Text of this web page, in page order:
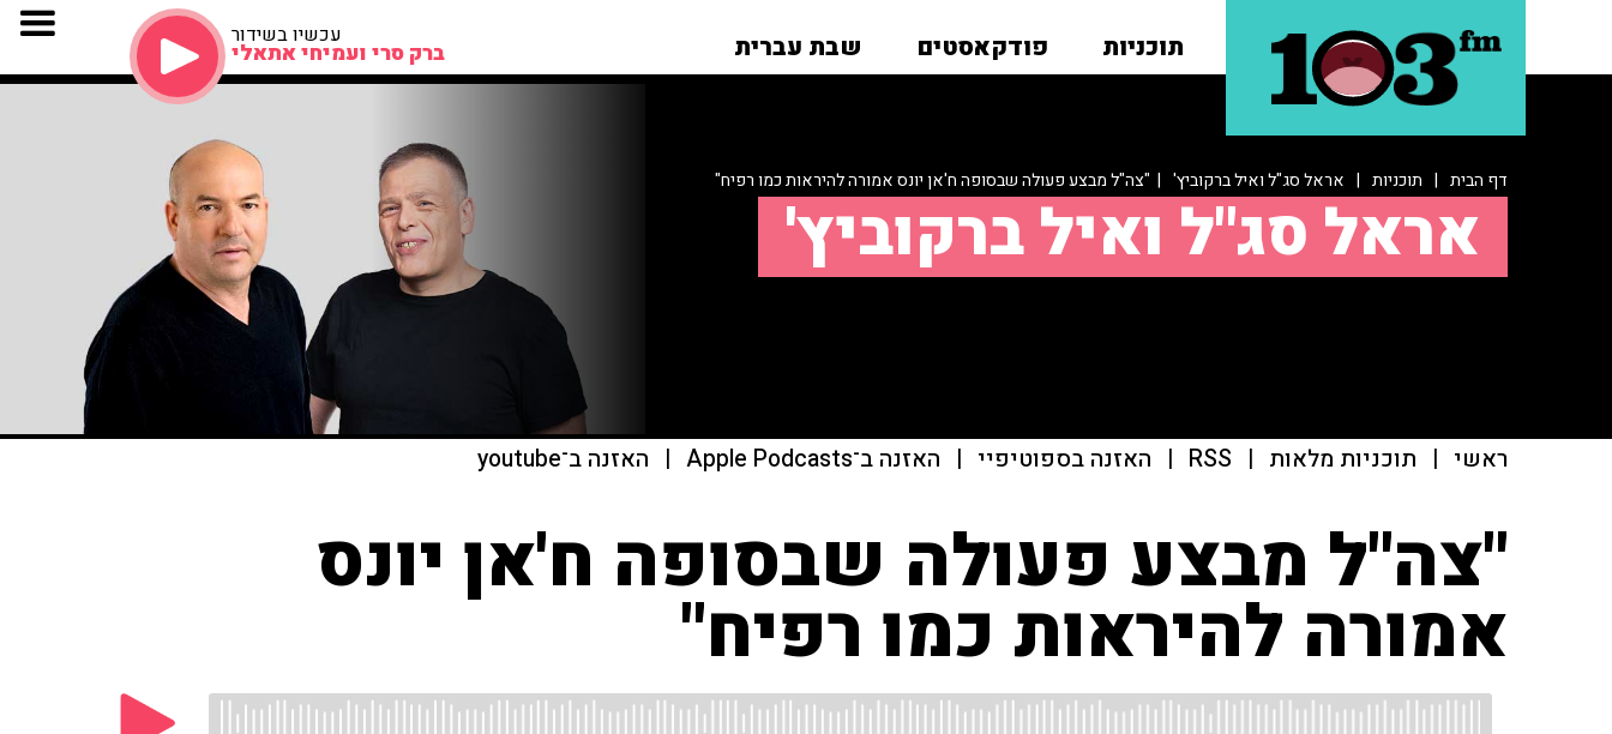
תוכניות פודקאסטים שבת עברית עכשיו בשידור
ברק סרי ועמיחי אתאלי
דף הבית | תוכניות | אראל סג"ל ואיל ברקוביץ' | "צה"ל מבצע פעולה שבסופה ח'אן יונס אמורה להיראות כמו רפיח"
אראל סג"ל ואיל ברקוביץ'
ראשי | תוכניות מלאות |
RSS
| האזנה בספוטיפיי | האזנה ב־Apple Podcasts | האזנה ב־youtube
"צה"ל מבצע פעולה שבסופה ח'אן יונס
אמורה להיראות כמו רפיח"